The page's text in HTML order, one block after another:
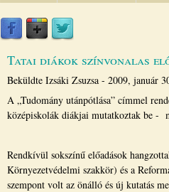
Tatai diákok színvonalas
Beküldte Izsáki Zsuzsa - 2009, január
A „Tudomány utánpótlása” címmel
középiskolák diákjai mutatkoztak be -
Rendkívül sokszínű előadások
Környezetvédelmi szakkör) és a
szempont volt az önálló és új kutatás